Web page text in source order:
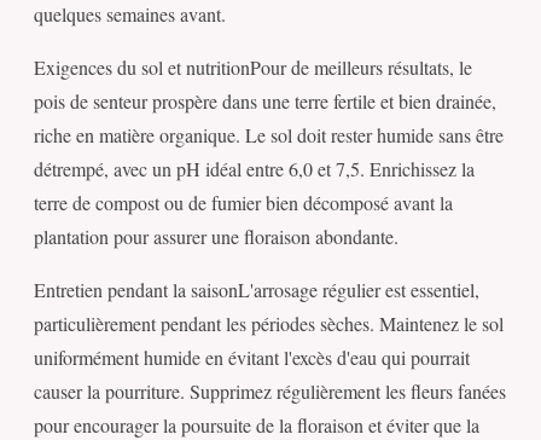
quelques semaines avant.
Exigences du sol et nutritionPour de meilleurs résultats, le
pois de senteur prospère dans une terre fertile et bien drainée,
riche en matière organique. Le sol doit rester humide sans être
détrempé, avec un pH idéal entre 6,0 et 7,5. Enrichissez la
terre de compost ou de fumier bien décomposé avant la
plantation pour assurer une floraison abondante.
Entretien pendant la saisonL'arrosage régulier est essentiel,
particulièrement pendant les périodes sèches. Maintenez le sol
uniformément humide en évitant l'excès d'eau qui pourrait
causer la pourriture. Supprimez régulièrement les fleurs fanées
pour encourager la poursuite de la floraison et éviter que la